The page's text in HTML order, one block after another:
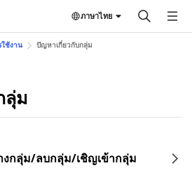
ภาษาไทย
ช้งาน ปัญหาเกี่ยวกับกลุ่ม
ลุ่ม
งกลุ่ม/ลบกลุ่ม/เชิญเข้ากลุ่ม